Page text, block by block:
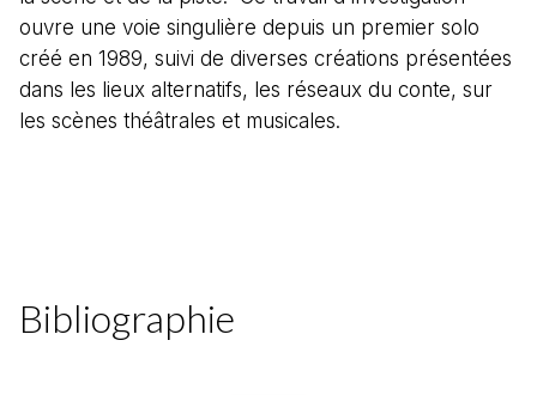
ouvre une voie singulière depuis un premier solo
créé en 1989, suivi de diverses créations présentées
dans les lieux alternatifs, les réseaux du conte, sur
les scènes théâtrales et musicales.
Bibliographie